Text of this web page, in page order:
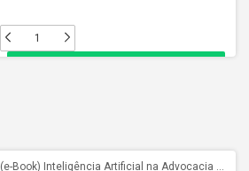
(e-Book) Inteligência Artificial na Advocacia —